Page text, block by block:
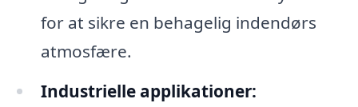
for at sikre en behagelig indendørs
atmosfære.
Industrielle applikationer: